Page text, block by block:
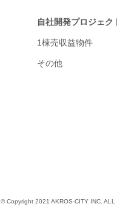
自社開発プロジェク
1棟売収益物件
その他
© Copyright 2021 AKROS-CITY INC. ALL